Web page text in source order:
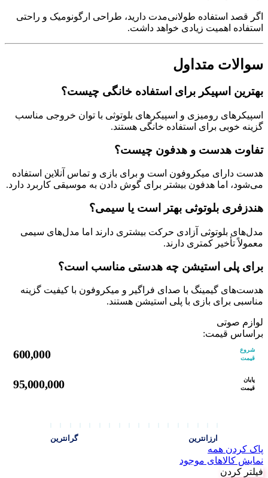
اگر قصد استفاده طولانی‌مدت دارید، طراحی ارگونومیک و راحتی
استفاده اهمیت زیادی خواهد داشت.
سوالات متداول
بهترین اسپیکر برای استفاده خانگی چیست؟
اسپیکرهای رومیزی و اسپیکرهای بلوتوثی با توان خروجی مناسب
گزینه خوبی برای استفاده خانگی هستند.
تفاوت هدست و هدفون چیست؟
هدست دارای میکروفون است و برای بازی و تماس آنلاین استفاده
می‌شود، اما هدفون بیشتر برای گوش دادن به موسیقی کاربرد دارد.
هندزفری بلوتوثی بهتر است یا سیمی؟
مدل‌های بلوتوثی آزادی حرکت بیشتری دارند اما مدل‌های سیمی
معمولاً تأخیر کمتری دارند.
برای پلی استیشن چه هدستی مناسب است؟
هدست‌های گیمینگ با صدای فراگیر و میکروفون با کیفیت گزینه
مناسبی برای بازی با پلی استیشن هستند.
لوازم صوتی
براساس قیمت:
شروع
قیمت
600,000
پایان
قیمت
95,000,000
ارزانترین گرانترین
پاک کردن همه
نمایش کالاهای موجود
فیلتر کردن